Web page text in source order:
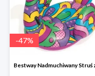
-47%